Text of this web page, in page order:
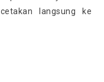
langsung ke